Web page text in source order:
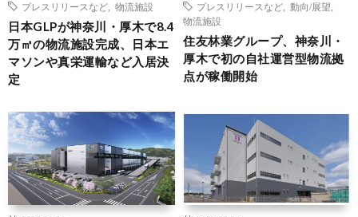
プレスリリースなど
物流施設
日本GLPが神奈川・厚木で8.4
万㎡の物流施設完成、日本エ
マソンや真栄運輸など入居決
定
プレスリリースなど
動向/展望
物流施設
住友林業グループ、神奈川・
厚木で初の自社運営型物流拠
点が稼働開始